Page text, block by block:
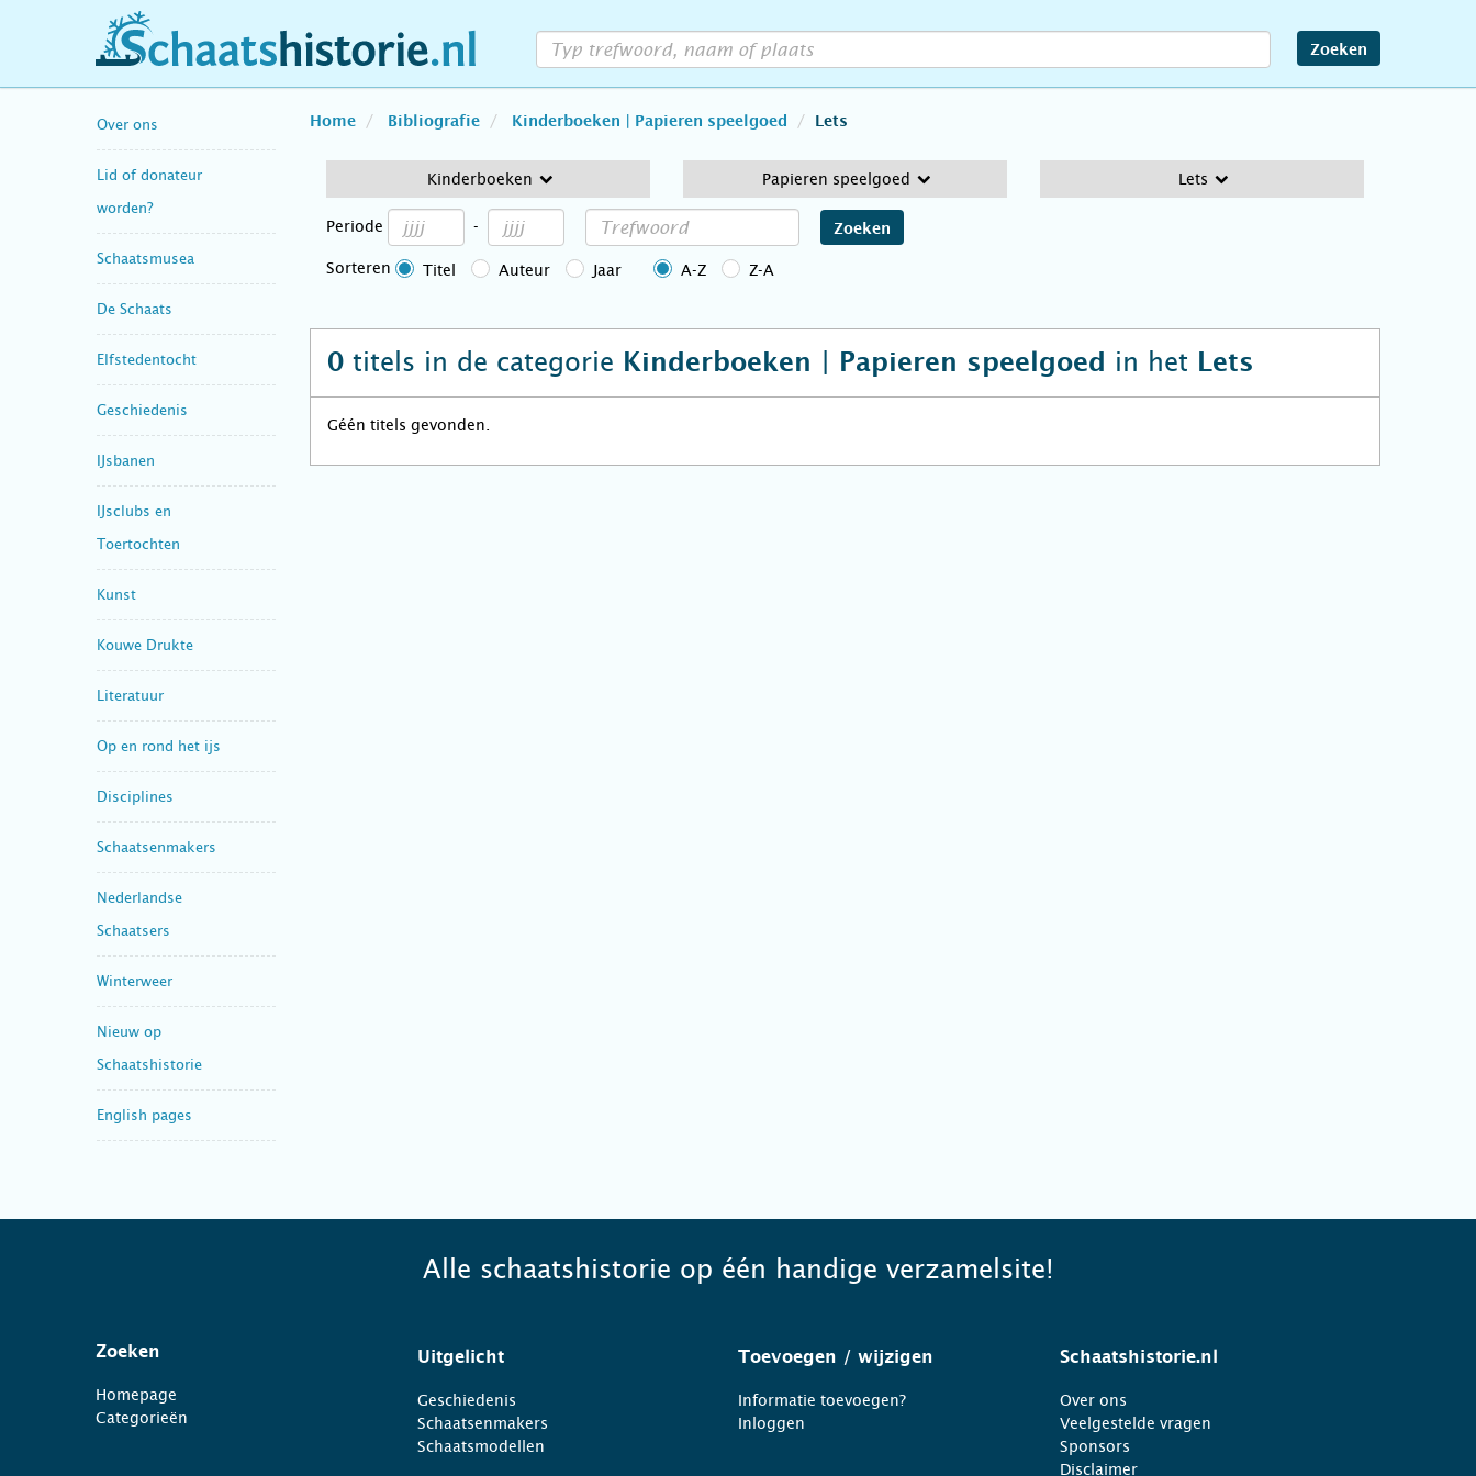
schaatshistorie.nl Zoeken
Over ons
Lid of donateur
worden?
Schaatsmusea
De Schaats
Elfstedentocht
Geschiedenis
IJsbanen
IJsclubs en
Toertochten
Kunst
Kouwe Drukte
Literatuur
Op en rond het ijs
Disciplines
Schaatsenmakers
Nederlandse
Schaatsers
Winterweer
Nieuw op
Schaatshistorie
English pages
Home Bibliografie Kinderboeken | Papieren speelgoed Lets
Kinderboeken Papieren speelgoed Lets
Periode - Zoeken
Sorteren Titel Auteur Jaar A-Z Z-A
0 titels in de categorie Kinderboeken | Papieren speelgoed in het Lets
Géén titels gevonden.
Alle schaatshistorie op één handige verzamelsite!
Zoeken
Homepage
Categorieën
Uitgelicht
Geschiedenis
Schaatsenmakers
Schaatsmodellen
Toevoegen / wijzigen
Informatie toevoegen?
Inloggen
Schaatshistorie.nl
Over ons
Veelgestelde vragen
Sponsors
Disclaimer